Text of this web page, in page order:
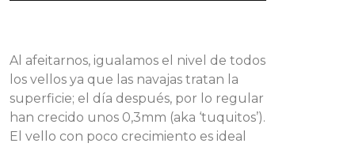
Al afeitarnos, igualamos el nivel de todos
los vellos ya que las navajas tratan la
superficie; el día después, por lo regular
han crecido unos 0,3mm (aka ‘tuquitos’).
El vello con poco crecimiento es ideal